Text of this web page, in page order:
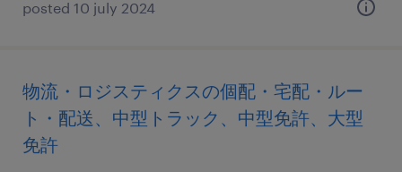
posted 10 july 2024
物流・ロジスティクスの個配・宅配・ルー
ト・配送、中型トラック、中型免許、大型
免許